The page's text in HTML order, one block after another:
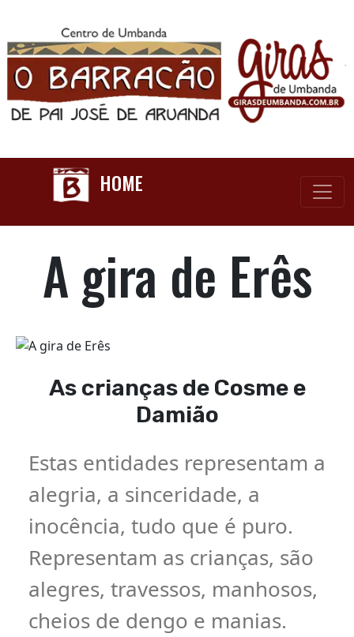
HOME
A gira de Erês
As crianças de Cosme e
Damião
Estas entidades representam a
alegria, a sinceridade, a
inocência, tudo que é puro.
Representam as crianças, são
alegres, travessos, manhosos,
cheios de dengo e manias.